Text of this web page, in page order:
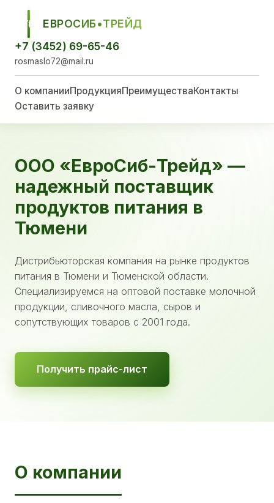
ЕСТ
ЕВРОСИБ•ТРЕЙД
+7 (3452) 69-65-46
rosmaslo72@mail.ru
О компанииПродукцияПреимуществаКонтакты
Оставить заявку
ООО «ЕвроСиб-Трейд» —
надежный поставщик
продуктов питания в
Тюмени
Дистрибьюторская компания на рынке продуктов
питания в Тюмени и Тюменской области.
Специализируемся на оптовой поставке молочной
продукции, сливочного масла, сыров и
сопутствующих товаров с 2001 года.
Получить прайс-лист
О компании